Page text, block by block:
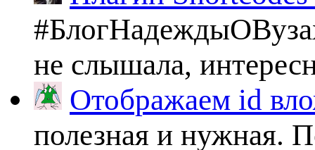
не слышала,
Отображаем id
полезная и нужная.